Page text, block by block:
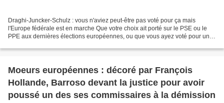
Draghi-Juncker-Schulz : vous n'aviez peut-être pas voté pour ça mais
l'Europe fédérale est en marche Que votre choix ait porté sur le PSE ou le
PPE aux dernières élections européennes, ou que vous ayez voté pour un
Moeurs européennes : décoré par François
Hollande, Barroso devant la justice pour avoir
poussé un des ses commissaires à la démission